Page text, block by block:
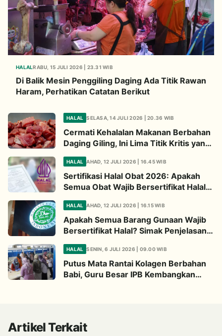
HALALRABU, 15 JULI 2026 | 23.31 WIB
Di Balik Mesin Penggiling Daging Ada Titik Rawan
Haram, Perhatikan Catatan Berikut
HALAL SELASA, 14 JULI 2026 | 20.36 WIB
Cermati Kehalalan Makanan Berbahan
Daging Giling, Ini Lima Titik Kritis yang
HALAL AHAD, 12 JULI 2026 | 16.45 WIB
Sertifikasi Halal Obat 2026: Apakah
Semua Obat Wajib Bersertifikat Halal?
HALAL AHAD, 12 JULI 2026 | 16.15 WIB
Apakah Semua Barang Gunaan Wajib
Bersertifikat Halal? Simak Penjelasan
HALAL SENIN, 6 JULI 2026 | 09.00 WIB
Putus Mata Rantai Kolagen Berbahan
Babi, Guru Besar IPB Kembangkan
Artikel Terkait